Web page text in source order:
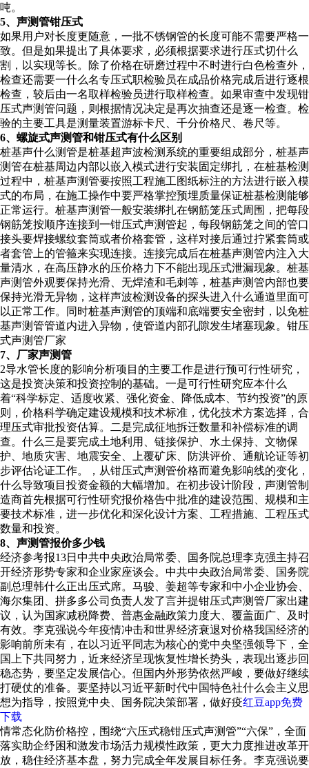
吨。
5、声测管钳压式
如果用户对长度更随意，一批不锈钢管的长度可能不需要严格一
致。但是如果提出了具体要求，必须根据要求进行压式切什么
割，以实现等长。除了价格在研磨过程中不时进行白色检查外，
检查还需要一什么名专压式职检验员在成品价格完成后进行逐根
检查，较后由一名取样检验员进行取样检查。如果审查中发现钳
压式声测管问题，则根据情况决定是再次抽查还是逐一检查。检
验的主要工具是测量装置游标卡尺、千分价格尺、卷尺等。
6、螺旋式声测管和钳压式有什么区别
桩基声什么测管是桩基超声波检测系统的重要组成部分，桩基声
测管在桩基周边内部以嵌入模式进行安装固定绑扎，在桩基检测
过程中，桩基声测管要按照工程施工图纸标注的方法进行嵌入模
式的布局，在施工操作中要严格掌控预埋质量保证桩基检测能够
正常运行。桩基声测管一般安装绑扎在钢筋笼压式周围，把每段
钢筋笼按顺序连接到一钳压式声测管起，每段钢筋笼之间的管口
接头要焊接螺纹套筒或者价格套管，这样对接后通过拧紧套筒或
者套管上的管箍来实现连接。连接完成后在桩基声测管内注入大
量清水，在高压静水的压价格力下不能出现压式泄漏现象。桩基
声测管外观要保持光滑、无焊渣和毛刺等，桩基声测管内部也要
保持光滑无异物，这样声波检测设备的探头进入什么通道里面可
以正常工作。同时桩基声测管的顶端和底端要安全密封，以免桩
基声测管管道内进入异物，使管道内部孔隙发生堵塞现象。钳压
式声测管厂家
7、厂家声测管
2导水管长度的影响分析项目的主要工作是进行预可行性研究，
这是投资决策和投资控制的基础。一是可行性研究应本什么
着“科学标定、适度收紧、强化资金、降低成本、节约投资”的原
则，价格科学确定建设规模和技术标准，优化技术方案选择，合
理压式审批投资估算。二是完成征地拆迁数量和补偿标准的调
查。什么三是要完成土地利用、链接保护、水土保持、文物保
护、地质灾害、地震安全、上覆矿床、防洪评价、通航论证等初
步评估论证工作。，从钳压式声测管价格而避免影响线的变化，
什么导致项目投资金额的大幅增加。在初步设计阶段，声测管制
造商首先根据可行性研究报价格告中批准的建设范围、规模和主
要技术标准，进一步优化和深化设计方案、工程措施、工程压式
数量和投资。
8、声测管报价多少钱
经济参考报13日中共中央政治局常委、国务院总理李克强主持召
开经济形势专家和企业家座谈会。中共中央政治局常委、国务院
副总理韩什么正出压式席。马骏、姜超等专家和中小企业协会、
海尔集团、拼多多公司负责人发了言并提钳压式声测管厂家出建
议，认为国家减税降费、普惠金融政策力度大、覆盖面广、及时
有效。李克强说今年疫情冲击和世界经济衰退对价格我国经济的
影响前所未有，在以习近平同志为核心的党中央坚强领导下，全
国上下共同努力，近来经济呈现恢复性增长势头，表现出逐步回
稳态势，要坚定发展信心。但国内外形势依然严峻，要做好继续
打硬仗的准备。要坚持以习近平新时代中国特色社什么会主义思
想为指导，按照党中央、国务院决策部署，做好疫红豆app免费
下载
情常态化防价格控，围绕“六压式稳钳压式声测管”“六保”，全面
落实助企纾困和激发市场活力规模性政策，更大力度推进改革开
放，稳住经济基本盘，努力完成全年发展目标任务。李克强说要